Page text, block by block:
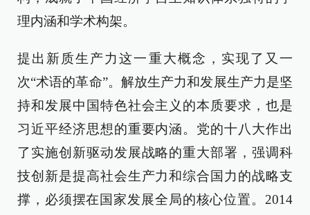
理内涵和学术构架。
提出新质生产力这一重大概念，实现了又一
次“术语的革命”。解放生产力和发展生产力是坚
持和发展中国特色社会主义的本质要求，也是
习近平经济思想的重要内涵。党的十八大作出
了实施创新驱动发展战略的重大部署，强调科
技创新是提高社会生产力和综合国力的战略支
撑，必须摆在国家发展全局的核心位置。2014